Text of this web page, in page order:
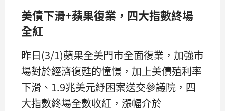
美債下滑+蘋果復業，四大指數終場
全紅
昨日(3/1)蘋果全美門市全面復業，加強市
場對於經濟復甦的憧憬，加上美債殖利率
下滑、1.9兆美元紓困案送交參議院，四
大指數終場全數收紅，漲幅介於